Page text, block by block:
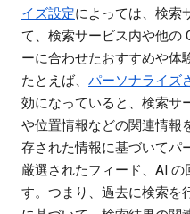
イズ設定によっては、検索
て、検索サービス内や他の
ーに合わせたおすすめや体
たとえば、 パーソナライズ
効になっていると、検索サ
や位置情報などの関連情報
存された情報に基づいてパ
厳選されたフィード、AI
す。つまり、過去に検索を